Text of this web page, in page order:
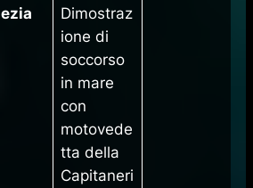
Dimostraz
ione di
soccorso
in mare
con
motovede
tta della
Capitaneri